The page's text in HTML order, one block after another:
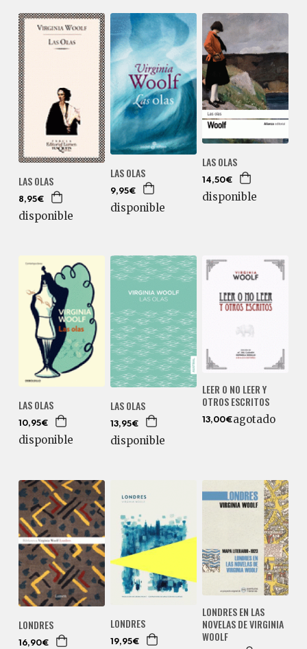
LAS OLAS
8,95€
disponible
LAS OLAS
9,95€
disponible
LAS OLAS
14,50€
disponible
LAS OLAS
10,95€
disponible
LAS OLAS
13,95€
disponible
LEER O NO LEER Y
OTROS ESCRITOS
13,00€agotado
LONDRES
16,90€
LONDRES
19,95€
LONDRES EN LAS
NOVELAS DE VIRGINIA
WOOLF